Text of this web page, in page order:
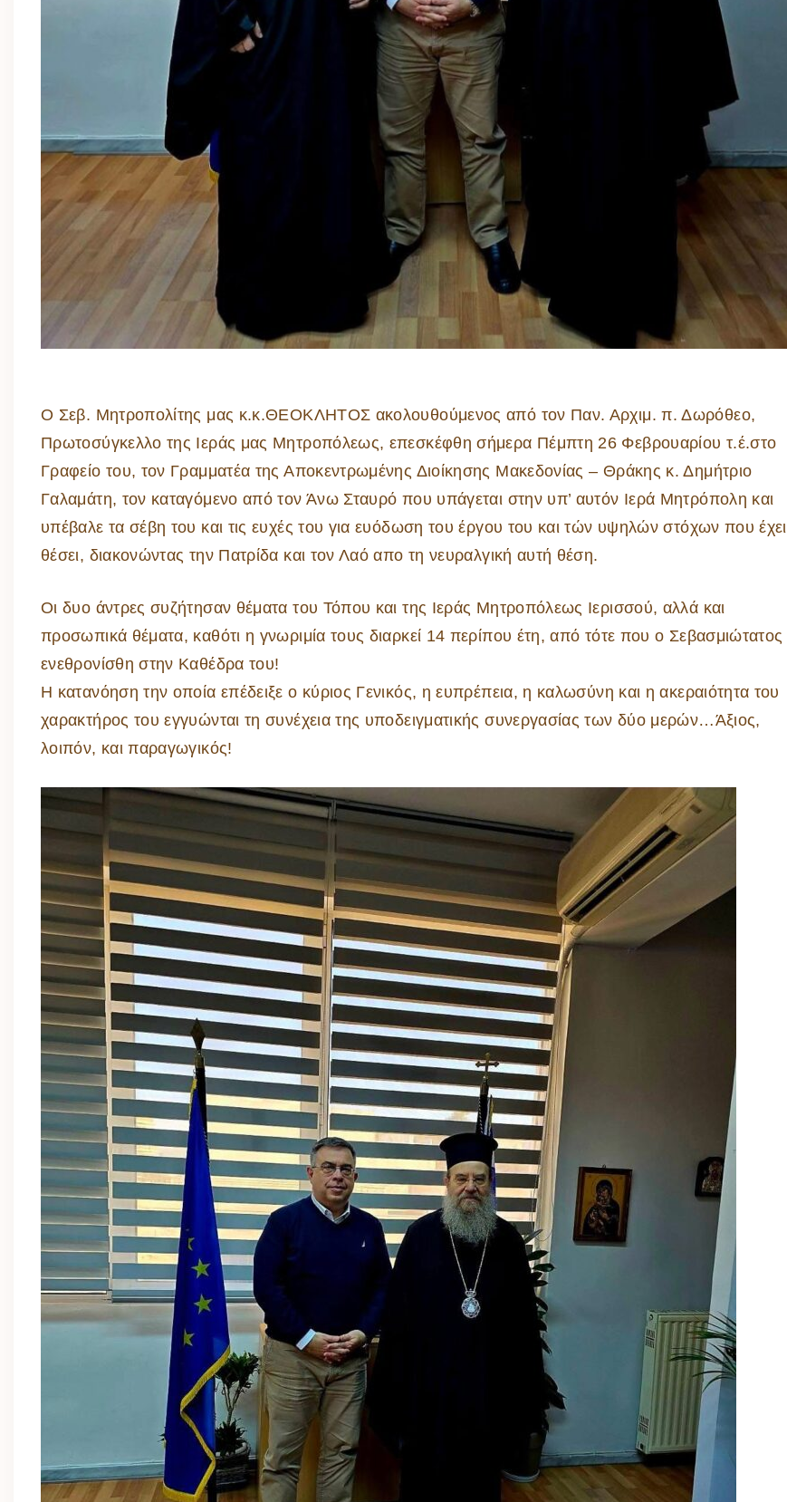
Ο Σεβ. Μητροπολίτης μας κ.κ.ΘΕΟΚΛΗΤΟΣ ακολουθούμενος από τον Παν. Αρχιμ. π. Δωρόθεο,
Πρωτοσύγκελλο της Ιεράς μας Μητροπόλεως, επεσκέφθη σήμερα Πέμπτη 26 Φεβρουαρίου τ.έ.στο
Γραφείο του, τον Γραμματέα της Αποκεντρωμένης Διοίκησης Μακεδονίας – Θράκης κ. Δημήτριο
Γαλαμάτη, τον καταγόμενο από τον Άνω Σταυρό που υπάγεται στην υπ’ αυτόν Ιερά Μητρόπολη και
υπέβαλε τα σέβη του και τις ευχές του για ευόδωση του έργου του και τών υψηλών στόχων που έχει
θέσει, διακονώντας την Πατρίδα και τον Λαό απο τη νευραλγική αυτή θέση.
Οι δυο άντρες συζήτησαν θέματα του Τόπου και της Ιεράς Μητροπόλεως Ιερισσού, αλλά και
προσωπικά θέματα, καθότι η γνωριμία τους διαρκεί 14 περίπου έτη, από τότε που ο Σεβασμιώτατος
ενεθρονίσθη στην Καθέδρα του!
Η κατανόηση την οποία επέδειξε ο κύριος Γενικός, η ευπρέπεια, η καλωσύνη και η ακεραιότητα του
χαρακτήρος του εγγυώνται τη συνέχεια της υποδειγματικής συνεργασίας των δύο μερών…Άξιος,
λοιπόν, και παραγωγικός!